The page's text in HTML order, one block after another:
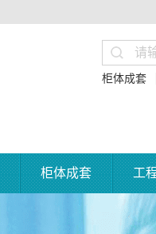
柜体成套
柜体成套 工